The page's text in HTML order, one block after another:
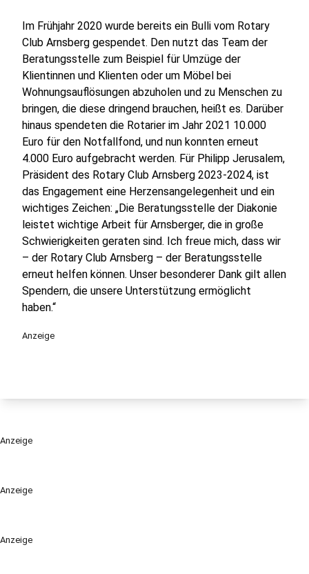
Anzeige
Anzeige
Im Frühjahr 2020 wurde bereits ein Bulli vom Rotary
Club Arnsberg gespendet. Den nutzt das Team der
Beratungsstelle zum Beispiel für Umzüge der
Klientinnen und Klienten oder um Möbel bei
Wohnungsauflösungen abzuholen und zu Menschen zu
bringen, die diese dringend brauchen, heißt es. Darüber
hinaus spendeten die Rotarier im Jahr 2021 10.000
Euro für den Notfallfond, und nun konnten erneut
4.000 Euro aufgebracht werden. Für Philipp Jerusalem,
Präsident des Rotary Club Arnsberg 2023-2024, ist
das Engagement eine Herzensangelegenheit und ein
wichtiges Zeichen: „Die Beratungsstelle der Diakonie
leistet wichtige Arbeit für Arnsberger, die in große
Schwierigkeiten geraten sind. Ich freue mich, dass wir
– der Rotary Club Arnsberg – der Beratungsstelle
erneut helfen können. Unser besonderer Dank gilt allen
Spendern, die unsere Unterstützung ermöglicht
haben.“
Anzeige
Anzeige